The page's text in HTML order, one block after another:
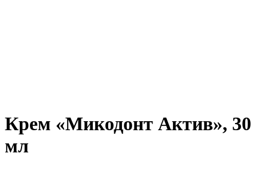
Крем «Микодонт Актив», 30
мл